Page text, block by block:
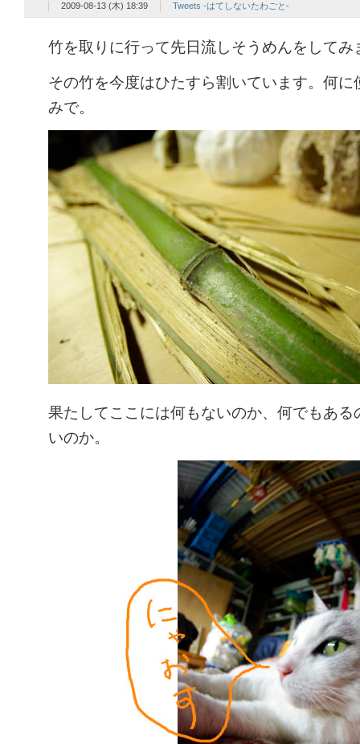
2009-08-13 (木) 18:39 Tweets -はてしないたわごと-
竹を取りに行って先日流しそうめんをしてみ
その竹を今度はひたすら割いています。何に
みで。
果たしてここには何もないのか、何でもある
いのか。